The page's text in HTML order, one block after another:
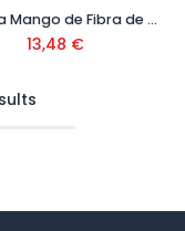
Maceta Mango de Fibra de Vidrio
13,48 €